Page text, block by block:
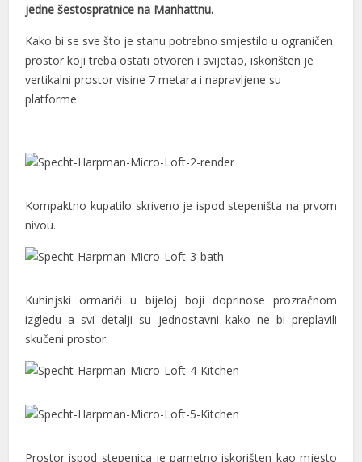
jedne šestospratnice na Manhattnu.
Kako bi se sve što je stanu potrebno smjestilo u ograničen
prostor koji treba ostati otvoren i svijetao, iskorišten je
vertikalni prostor visine 7 metara i napravljene su
platforme.
Kompaktno kupatilo skriveno je ispod stepeništa na prvom
nivou.
Kuhinjski ormarići u bijeloj boji doprinose prozračnom
izgledu a svi detalji su jednostavni kako ne bi preplavili
skučeni prostor.
Prostor ispod stepenica je pametno iskorišten kao mjesto